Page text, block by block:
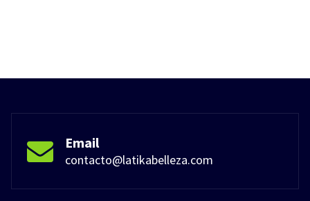
Email
contacto@latikabelleza.com